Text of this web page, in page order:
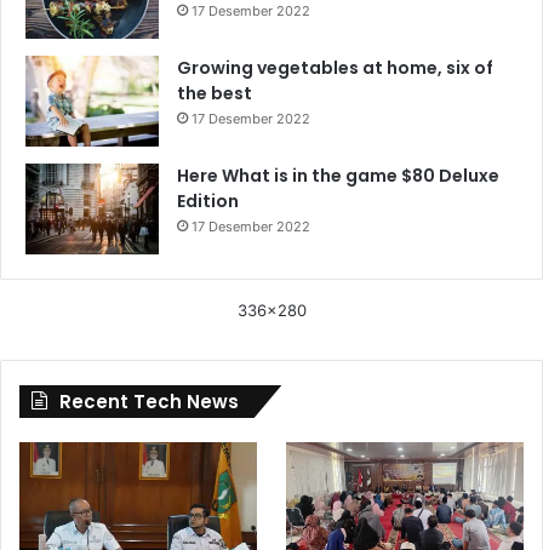
17 Desember 2022
Growing vegetables at home, six of
the best
17 Desember 2022
Here What is in the game $80 Deluxe
Edition
17 Desember 2022
336x280
Recent Tech News